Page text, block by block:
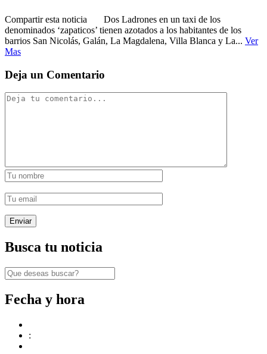
Compartir esta noticia Dos Ladrones en un taxi de los
denominados ‘zapaticos’ tienen azotados a los habitantes de los
barrios San Nicolás, Galán, La Magdalena, Villa Blanca y La... Ver
Mas
Deja un Comentario
Busca tu noticia
Fecha y hora
: